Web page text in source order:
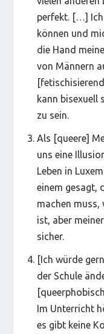
perfekt. […] Ich
können und
die Hand
von Männern
kann bisexuell
zu sein.
Als [queere]
uns eine
Leben in
einem gesagt,
machen muss,
ist, aber
sicher.
[Ich würde
der Schule
Im Unterricht
es gibt keine